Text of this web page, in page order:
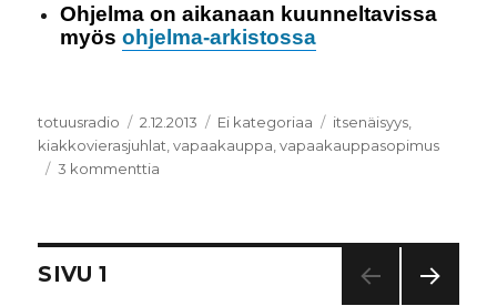
Ohjelma on aikanaan kuunneltavissa
myösohjelma-arkistossa
Kirjoittaja
totuusradio Julkaistu
2.12.2013 Kategoriat
Ei kategoriaa Avainsanat
itsenäisyys
kiakkovierasjuhlat ,vapaakauppa ,vapaakauppasopimus
3 kommenttia
Artikkelien
SIVU 1